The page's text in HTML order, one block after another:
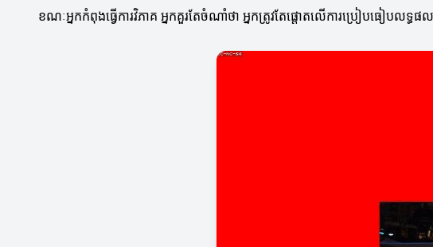
ខណៈអ្នកកំពុងធ្វើការវិភាគ អ្នកគួរតែចំណាំថា អ្នកត្រូវតែផ្តោតលើការប្រៀបធៀបលទ្ធ